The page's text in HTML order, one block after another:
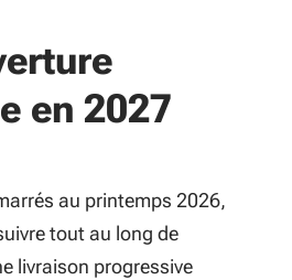
en 2027
au printemps 2026,
tout au long de
livraison progressive